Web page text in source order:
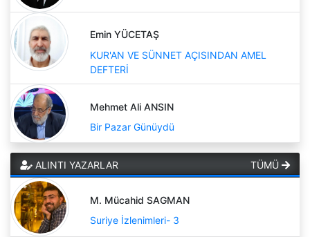
Emin YÜCETAŞ
KUR'AN VE SÜNNET AÇISINDAN AMEL
DEFTERİ
Mehmet Ali ANSIN
Bir Pazar Günüydü
ALINTI YAZARLAR TÜMÜ
M. Mücahid SAGMAN
Suriye İzlenimleri- 3